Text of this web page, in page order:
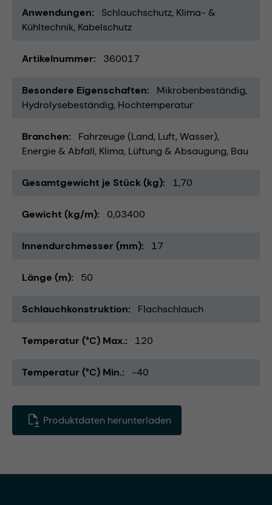
Anwendungen Schlauchschutz Klima- &
Kühltechnik Kabelschutz
Artikelnummer 360017
Besondere Eigenschaften
Mikrobenbeständig
Hydrolysebeständig Hochtemperatur
Branchen
Fahrzeuge (Land, Luft, Wasser)
Energie & Abfall Klima, Lüftung & Absaugung Bau
Gesamtgewicht je Stück (kg) 1,70
Gewicht (kg/m) 0,03400
Innendurchmesser (mm) 17
Länge (m) 50
Schlauchkonstruktion Flachschlauch
Temperatur (°C) Max. 120
Temperatur (°C) Min. -40
Produktdaten herunterladen